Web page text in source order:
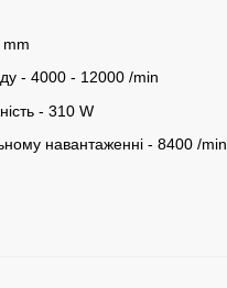
mm
- 4000 - 12000 /min
- 310 W
навантаженні - 8400 /min